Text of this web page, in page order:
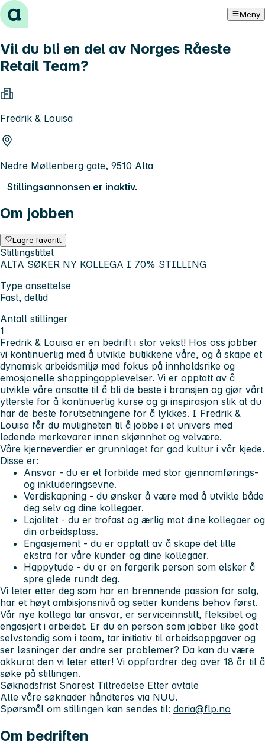
Hopp til innhold Meny
Vil du bli en del av Norges Råeste
Retail Team?
Fredrik & Louisa
Nedre Møllenberg gate, 9510 Alta
Stillingsannonsen er inaktiv.
Om jobben
Lagre favoritt
Stillingstittel
ALTA SØKER NY KOLLEGA I 70% STILLING
Type ansettelse
Fast, deltid
Antall stillinger
1
Fredrik & Louisa er en bedrift i stor vekst! Hos oss jobber
vi kontinuerlig med å utvikle butikkene våre, og å skape et
dynamisk arbeidsmiljø med fokus på innholdsrike og
emosjonelle shoppingopplevelser. Vi er opptatt av å
utvikle våre ansatte til å bli de beste i bransjen og gjør vårt
ytterste for å kontinuerlig kurse og gi inspirasjon slik at du
har de beste forutsetningene for å lykkes. I Fredrik &
Louisa får du muligheten til å jobbe i et univers med
ledende merkevarer innen skjønnhet og velvære.
Våre kjerneverdier er grunnlaget for god kultur i vår kjede.
Disse er:
Ansvar - du er et forbilde med stor gjennomførings-
og inkluderingsevne.
Verdiskapning - du ønsker å være med å utvikle både
deg selv og dine kollegaer.
Lojalitet - du er trofast og ærlig mot dine kollegaer og
din arbeidsplass.
Engasjement - du er opptatt av å skape det lille
ekstra for våre kunder og dine kollegaer.
Happytude - du er en fargerik person som elsker å
spre glede rundt deg.
Vi leter etter deg som har en brennende passion for salg,
har et høyt ambisjonsnivå og setter kundens behov først.
Vår nye kollega tar ansvar, er serviceinnstilt, fleksibel og
engasjert i arbeidet. Er du en person som jobber like godt
selvstendig som i team, tar initiativ til arbeidsoppgaver og
ser løsninger der andre ser problemer? Da kan du være
akkurat den vi leter etter! Vi oppfordrer deg over 18 år til å
søke på stillingen.
Søknadsfrist Snarest Tiltredelse Etter avtale
Alle våre søknader håndteres via NUU.
Spørsmål om stillingen kan sendes til: daria@flp.no
Om bedriften